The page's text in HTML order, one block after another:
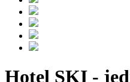
Hotel SKI -